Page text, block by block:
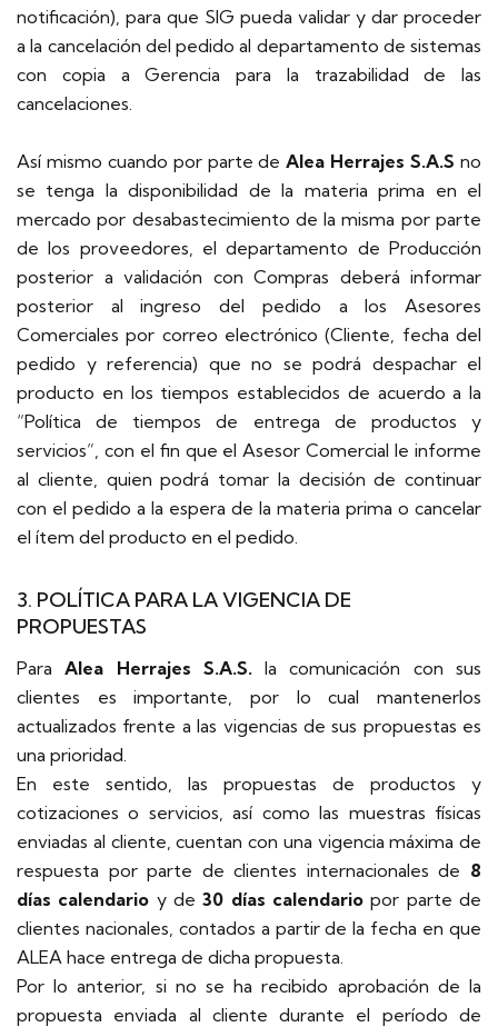
notificación), para que SIG pueda validar y dar proceder
a la cancelación del pedido al departamento de sistemas
con copia a Gerencia para la trazabilidad de las
cancelaciones.
Así mismo cuando por parte deAlea Herrajes S.A.S no
se tenga la disponibilidad de la materia prima en el
mercado por desabastecimiento de la misma por parte
de los proveedores, el departamento de Producción
posterior a validación con Compras deberá informar
posterior al ingreso del pedido a los Asesores
Comerciales por correo electrónico (Cliente, fecha del
pedido y referencia) que no se podrá despachar el
producto en los tiempos establecidos de acuerdo a la
“Política de tiempos de entrega de productos y
servicios”, con el fin que el Asesor Comercial le informe
al cliente, quien podrá tomar la decisión de continuar
con el pedido a la espera de la materia prima o cancelar
el ítem del producto en el pedido.
3. POLÍTICA PARA LA VIGENCIA DE
PROPUESTAS
ParaAlea Herrajes S.A.S.la comunicación con sus
clientes es importante, por lo cual mantenerlos
actualizados frente a las vigencias de sus propuestas es
una prioridad.
En este sentido, las propuestas de productos y
cotizaciones o servicios, así como las muestras físicas
enviadas al cliente, cuentan con una vigencia máxima de
respuesta por parte de clientes internacionales de 8
días calendario y de30 días calendario por parte de
clientes nacionales, contados a partir de la fecha en que
ALEA hace entrega de dicha propuesta.
Por lo anterior, si no se ha recibido aprobación de la
propuesta enviada al cliente durante el período de